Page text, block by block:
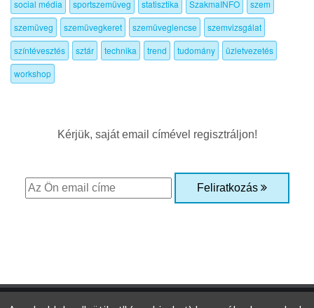
social média
sportszemüveg statisztika SzakmaINFO
szem
szemüveg
szemüvegkeret szemüveglencse
szemvizsgálat
színtévesztés
sztár technika trend tudomány
üzletvezetés
workshop
Kérjük, saját email címével regisztráljon!
Feliratkozás